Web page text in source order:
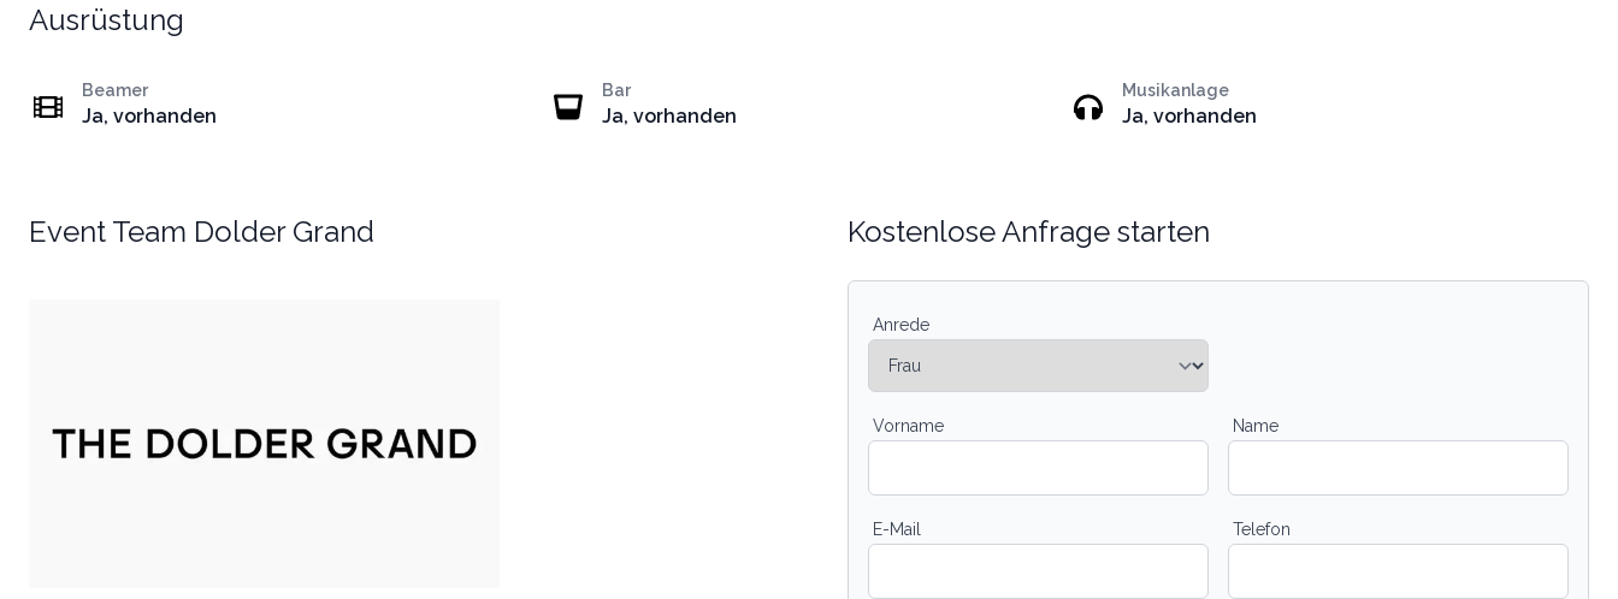
Ausrüstung
Beamer
Ja, vorhanden
Bar
Ja, vorhanden
Musikanlage
Ja, vorhanden
Event Team Dolder Grand Kostenlose Anfrage starten
Anrede
Vorname Name
E-Mail Telefon